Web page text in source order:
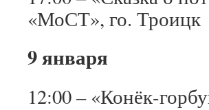
«МоСТ», го. Троицк
9 января
12:00 – «Конёк-